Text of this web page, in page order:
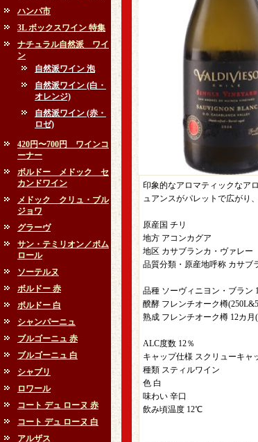
ハンパ市
3L ボックスワイン 特集
ナチュラル自然派 ワイ
ン
自然派ワイン 泡
自然派ワイン (白・
オレンジ)
自然派ワイン (赤・
ロゼ)
420円〜700円 ワインコ
ーナー
ボルドー メドック セ
カンドワイン
メドック クリュ・ブル
ジョワ
グラーヴ
サン・テミリオン／ポム
ロール
ソーテルヌ
ボルドー 赤
ボルドー 白
シャンパーニュ
ブルゴーニュ 赤
ブルゴーニュ 白
シャブリ
ロワール
コート デュ ローヌ 赤
コート デュ ローヌ 白
アルザス
印象的なアロマティックなア
ュアンスがパレットで広がり
原産国 チリ
地方 アコンカグア
地区 カサブランカ・ヴァレー
品質分類・原産地呼称 カサブ
品種 ソーヴィニヨン・ブラン
醗酵 フレンチオーク樽
熟成 フレンチオーク樽 12カ
ALC度数 12％
キャップ仕様 スクリューキャ
種類 スティルワイン
色 白
味わい 辛口
飲み頃温度 12℃